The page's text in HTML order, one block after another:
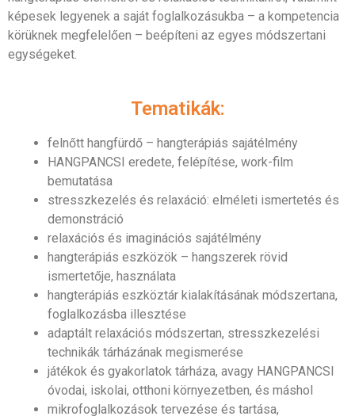
képesek legyenek a saját foglalkozásukba – a kompetencia
körüknek megfelelően – beépíteni az egyes módszertani
egységeket.
Tematikák:
felnőtt hangfürdő – hangterápiás sajátélmény
HANGPANCSI eredete, felépítése, work-film
bemutatása
stresszkezelés és relaxáció: elméleti ismertetés és
demonstráció
relaxációs és imaginációs sajátélmény
hangterápiás eszközök – hangszerek rövid
ismertetője, használata
hangterápiás eszköztár kialakításának módszertana,
foglalkozásba illesztése
adaptált relaxációs módszertan, stresszkezelési
technikák tárházának megismerése
játékok és gyakorlatok tárháza, avagy HANGPANCSI
óvodai, iskolai, otthoni környezetben, és máshol
mikrofoglalkozások tervezése és tartása,